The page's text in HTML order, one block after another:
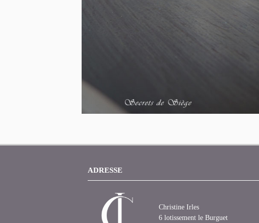
ADRESSE
Christine Irles
6 lotissement le Burguet